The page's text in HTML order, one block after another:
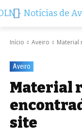
Início Aveiro Material
Aveiro
Material
site